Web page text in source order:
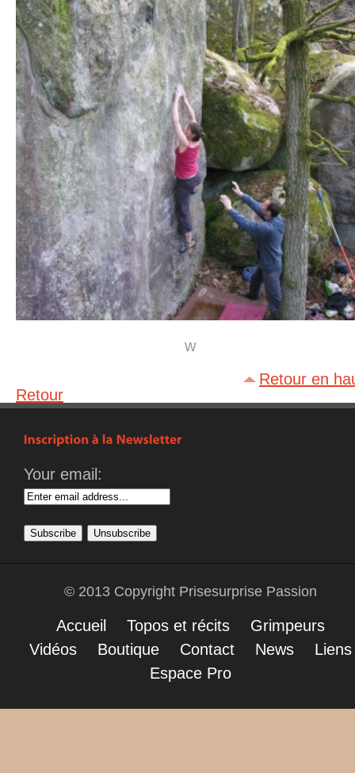
w
Retour en
Retour
Your email:
© 2013 Copyright Prisesurprise Passion
Accueil Topos et récits
Grimpeurs
Vidéos
Boutique Contact News
Liens
Espace Pro